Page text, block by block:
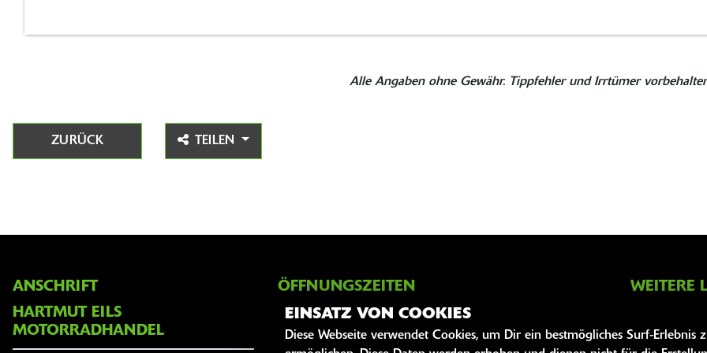
Alle Angaben ohne Gewähr. Tippfehler und Irrtümer
ZURÜCK TEILEN
ANSCHRIFT
HARTMUT EILS
MOTORRADHANDEL
ÖFFNUNGSZEITEN WEITERE
Kawasaki
EINSATZ VON COOKIES
Diese Webseite verwendet Cookies, um Dir ein bestmögliches Surf-Erlebnis